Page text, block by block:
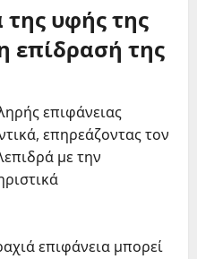
υφής της
επίδρασή της
επιφάνειας
επηρεάζοντας τον
με την
επιφάνεια μπορεί